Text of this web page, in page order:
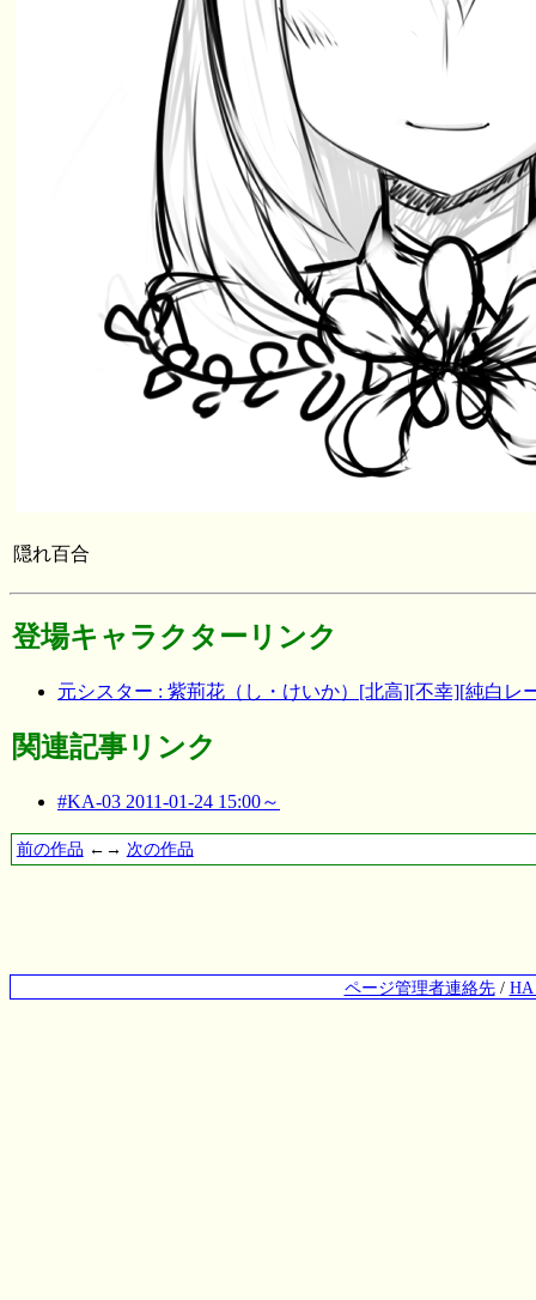
隠れ百合
登場キャラクターリンク
元シスター : 紫荊花（し・けいか）[北高][不幸][純白レ
関連記事リンク
#KA-03 2011-01-24 15:00～
前の作品 ←→ 次の作品
ページ管理者連絡先/ HA